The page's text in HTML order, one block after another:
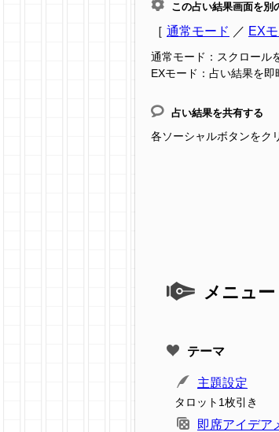
この占い結果画面を別
［ 通常モード ／ EX
通常モード：スクロール
EXモード：占い結果を
占い結果を共有する
各ソーシャルボタンをク
メニュー
テーマ
主題設定
タロット1枚引き
即席アイデア